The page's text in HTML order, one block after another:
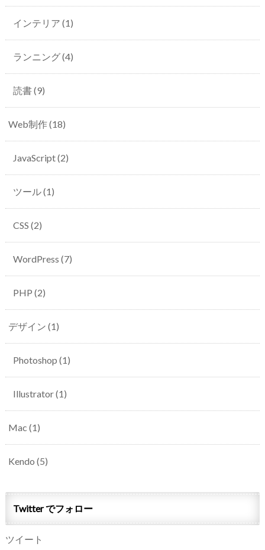
インテリア (1)
ランニング(4)
読書(9)
Web制作(18)
JavaScript(2)
ツール(1)
CSS (2)
WordPress (7)
PHP (2)
デザイン (1)
Photoshop (1)
Illustrator(1)
Mac (1)
Kendo (5)
Twitter でフォロー
ツイート